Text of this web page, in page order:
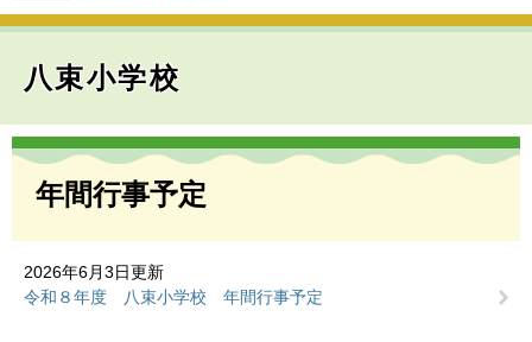
す
し
へ
八束小学校
本
年間行事予定
2026年6月3日更新
令和８年度 八束小学校 年間行事予定